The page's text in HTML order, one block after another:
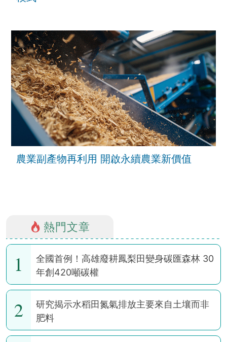
農業副產物再利用 開啟永續農業新價值
熱門文章
1
全國首例！高雄廢耕鳳梨田變身碳匯森林 30
年創420噸碳權
2
研究揭示水稻田氮氣排放主要來自土壤而非
肥料